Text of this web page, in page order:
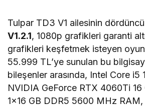
Tulpar TD3 V1 ailesinin
V1.2.1, 1080p grafikleri garanti
grafikleri keşfetmek isteyen
55.999 TL’ye sunulan bu
bileşenler arasında, Intel Core i5
NVIDIA GeForce RTX 4060Ti 16
1×16 GB DDR5 5600 MHz RAM,